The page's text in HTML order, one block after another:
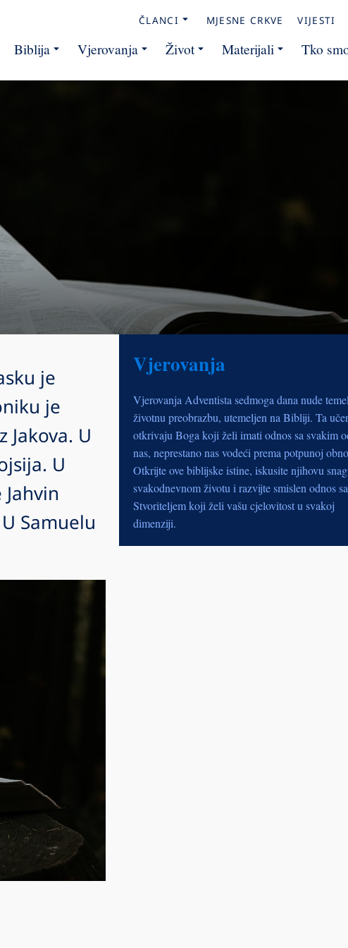
ČLANCI MJESNE CRKVE VIJESTI
Biblija Vjerovanja Život Materijali Tko
je
je
Jakova. U
U
Samuelu
Vjerovanja
Vjerovanja Adventista sedmoga dana nude
životnu preobrazbu, utemeljen na Bibliji. Ta
otkrivaju Boga koji želi imati odnos sa svakim
nas, neprestano nas vodeći prema potpunoj
Otkrijte ove biblijske istine, iskusite njihovu
svakodnevnom životu i razvijte smislen odnos sa
Stvoriteljem koji želi vašu cjelovitost u svakoj
dimenziji.